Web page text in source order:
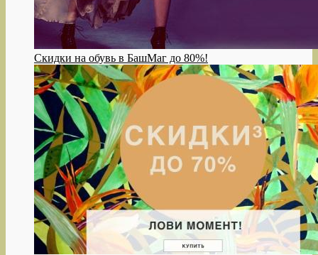
Скидки на обувь в БашМаг до 80%!